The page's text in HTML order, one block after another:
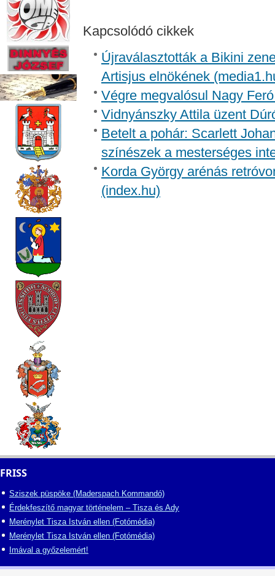
Kapcsolódó cikkek
Újraválasztották a Bikini
Artisjus elnökének
Végre megvalósul Nagy
Vidnyánszky Attila üzent
Betelt a pohár: Scarlett
színészek a mesterséges
Korda György arénás
(index.hu)
FRISS
Sziszek püspöke (Maderspach Kommandó)
Érdekfeszítő magyar történelem – Tisza és Ady
Merénylet Tisza István ellen (Fotómédia)
Merénylet Tisza István ellen (Fotómédia)
Imával a győzelemért!